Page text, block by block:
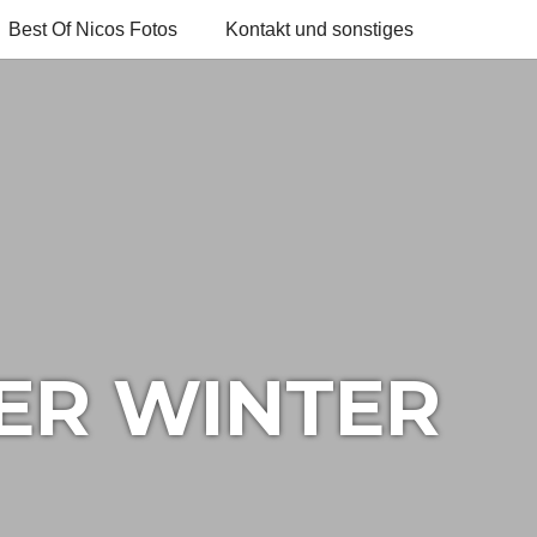
Best Of Nicos Fotos Kontakt und sonstiges
WINTER